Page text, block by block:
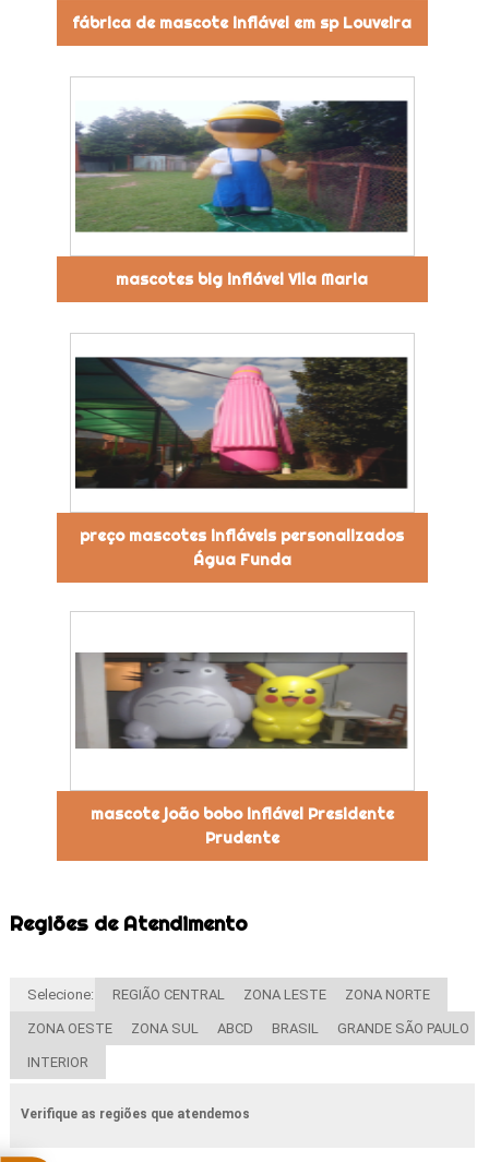
fábrica de mascote inflável em sp Louveira
mascotes big inflável Vila Maria
preço mascotes infláveis personalizados
Água Funda
mascote joão bobo inflável Presidente
Prudente
Regiões de Atendimento
Selecione: REGIÃO CENTRAL ZONA LESTE ZONA NORTE
ZONA OESTE ZONA SUL ABCD BRASIL GRANDE SÃO PAULO
INTERIOR
Verifique as regiões que atendemos